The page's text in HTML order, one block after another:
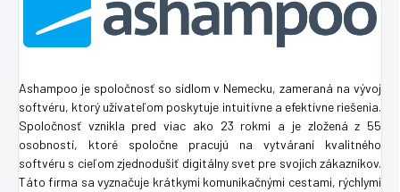
Ashampoo je spoločnosť so sídlom v Nemecku, zameraná na vývoj
softvéru, ktorý užívateľom poskytuje intuitívne a efektívne riešenia.
Spoločnosť vznikla pred viac ako 23 rokmi a je zložená z 55
osobností, ktoré spoločne pracujú na vytváraní kvalitného
softvéru s cieľom zjednodušiť digitálny svet pre svojich zákazníkov.
Táto firma sa vyznačuje krátkymi komunikačnými cestami, rýchlymi